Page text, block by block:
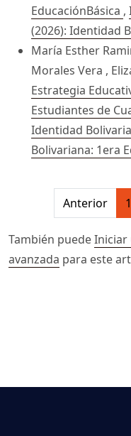
EducaciónBásica ,
(2026): Identidad
María Esther
Morales Vera ,
Estrategia
Estudiantes de
Identidad
Bolivariana: 1era
Anterior
También puedeIniciar
avanzada para este